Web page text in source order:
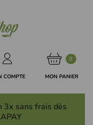
COMPTE
0
MON PANIER
3x sans frais dès